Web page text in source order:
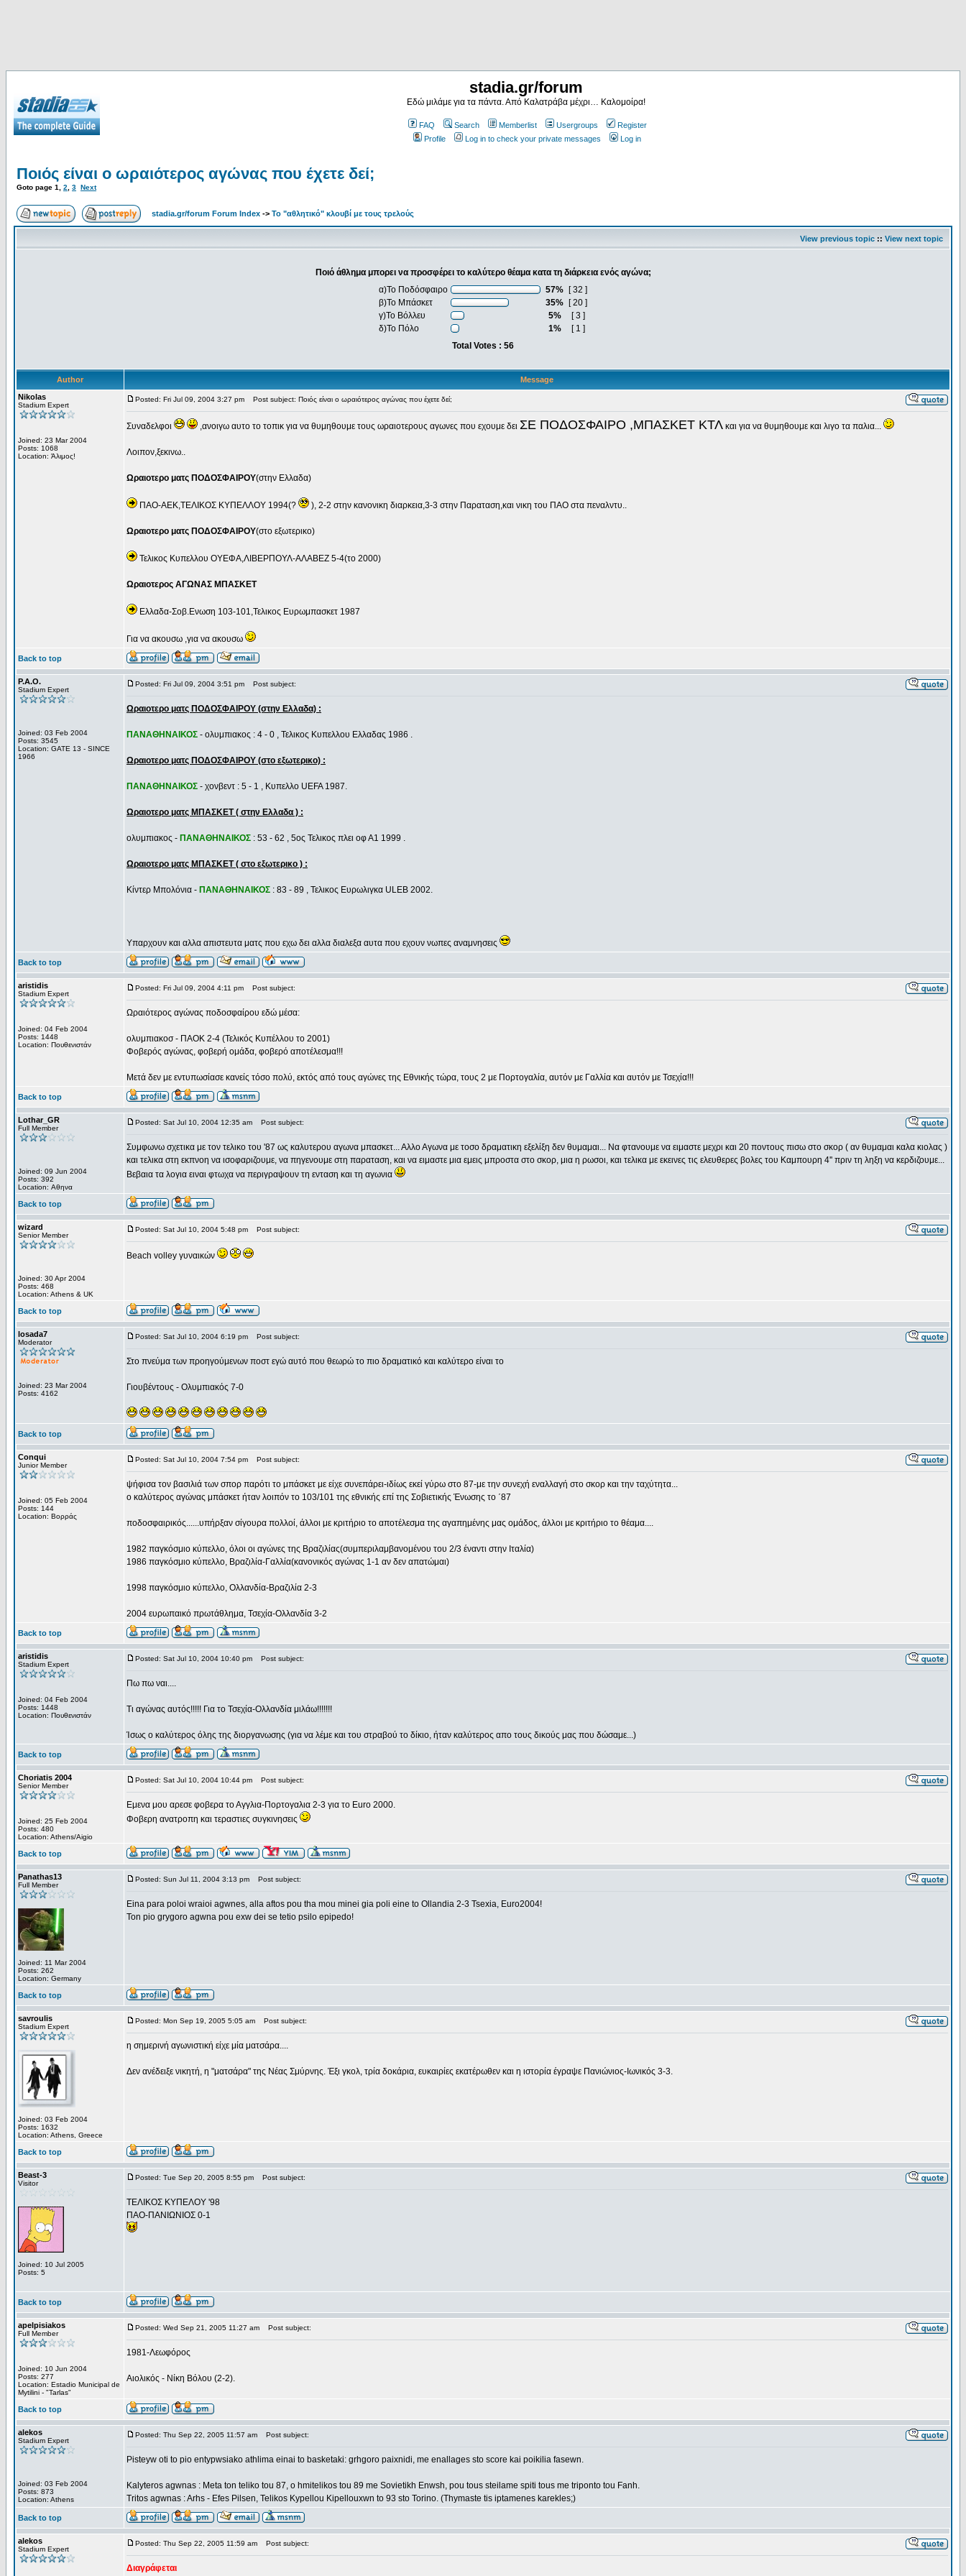
stadia.gr/forum
Εδώ μιλάμε για τα πάντα. Από Καλατράβα μέχρι… Καλομοίρα!
FAQ Search Memberlist Usergroups
Register
Profile
Log in to check your private messages Log in
Ποιός είναι ο ωραιότερος αγώνας που έχετε δεί;
Goto page 1 2 3 Next
stadia.gr/forum Forum Index -> Το "αθλητικό" κλουβί με τους τρελούς
View previous topic :: View next topic
Ποιό άθλημα μπορει να προσφέρει το καλύτερο θέαμα κατα τη διάρκεια ενός αγώνα;
α)Το Ποδόσφαιρο
57%
[ 32 ]
β)Το Μπάσκετ
35%
[ 20 ]
γ)Το Βόλλευ
5%
[ 3 ]
δ)Το Πόλο
1%
[ 1 ]
Total Votes : 56
Author
Message
Nikolas
Stadium Expert
Joined: 23 Mar 2004
Posts: 1068
Location: Άλιμος!
Posted: Fri Jul 09, 2004 3:27 pm Post subject: Ποιός είναι ο ωραιότερος αγώνας που έχετε δεί;
Συναδελφοι ,ανοιγω αυτο το τοπικ για να θυμηθουμε τους ωραιοτερους αγωνες που εχουμε δει ΣΕ ΠΟΔΟΣΦΑΙΡΟ ,ΜΠΑΣΚΕΤ ΚΤΛ και για να θυμηθουμε και λιγο τα παλια...
Λοιπον,ξεκινω..
Ωραιοτερο ματς ΠΟΔΟΣΦΑΙΡΟΥ(στην Ελλαδα)
ΠΑΟ-ΑΕΚ,ΤΕΛΙΚΟΣ ΚΥΠΕΛΛΟΥ 1994(? ), 2-2 στην κανονικη διαρκεια,3-3 στην Παραταση,και νικη του ΠΑΟ στα πεναλντυ..
Ωραιοτερο ματς ΠΟΔΟΣΦΑΙΡΟΥ(στο εξωτερικο)
Τελικος Κυπελλου ΟΥΕΦΑ,ΛΙΒΕΡΠΟΥΛ-ΑΛΑΒΕΖ 5-4(το 2000)
Ωραιοτερος ΑΓΩΝΑΣ ΜΠΑΣΚΕΤ
Ελλαδα-Σοβ.Ενωση 103-101,Τελικος Ευρωμπασκετ 1987
Για να ακουσω ,για να ακουσω
Back to top
P.A.O.
Stadium Expert
Joined: 03 Feb 2004
Posts: 3545
Location: GATE 13 - SINCE
1966
Posted: Fri Jul 09, 2004 3:51 pm Post subject:
Ωραιοτερο ματς ΠΟΔΟΣΦΑΙΡΟΥ (στην Ελλαδα) :
ΠΑΝΑΘΗΝΑΙΚΟΣ - ολυμπιακος : 4 - 0 , Τελικος Κυπελλου Ελλαδας 1986 .
Ωραιοτερο ματς ΠΟΔΟΣΦΑΙΡΟΥ (στο εξωτερικο) :
ΠΑΝΑΘΗΝΑΙΚΟΣ - χονβεντ : 5 - 1 , Κυπελλο UEFA 1987.
Ωραιοτερο ματς ΜΠΑΣΚΕΤ ( στην Ελλαδα ) :
ολυμπιακος - ΠΑΝΑΘΗΝΑΙΚΟΣ : 53 - 62 , 5ος Τελικος πλει οφ Α1 1999 .
Ωραιοτερο ματς ΜΠΑΣΚΕΤ ( στο εξωτερικο ) :
Κίντερ Μπολόνια - ΠΑΝΑΘΗΝΑΙΚΟΣ : 83 - 89 , Τελικος Ευρωλιγκα ULEB 2002.
Υπαρχουν και αλλα απιστευτα ματς που εχω δει αλλα διαλεξα αυτα που εχουν νωπες αναμνησεις
Back to top
aristidis
Stadium Expert
Joined: 04 Feb 2004
Posts: 1448
Location: Πουθενιστάν
Posted: Fri Jul 09, 2004 4:11 pm Post subject:
Ωραιότερος αγώνας ποδοσφαίρου εδώ μέσα:
ολυμπιακοσ - ΠΑΟΚ 2-4 (Τελικός Κυπέλλου το 2001)
Φοβερός αγώνας, φοβερή ομάδα, φοβερό αποτέλεσμα!!!
Μετά δεν με εντυπωσίασε κανείς τόσο πολύ, εκτός από τους αγώνες της Εθνικής τώρα, τους 2 με Πορτογαλία, αυτόν με Γαλλία και αυτόν με Τσεχία!!!
Back to top
Lothar_GR
Full Member
Joined: 09 Jun 2004
Posts: 392
Location: Αθηνα
Posted: Sat Jul 10, 2004 12:35 am Post subject:
Συμφωνω σχετικα με τον τελικο του '87 ως καλυτερου αγωνα μπασκετ... Αλλο Αγωνα με τοσο δραματικη εξελίξη δεν θυμαμαι... Να φτανουμε να ειμαστε μεχρι και 20 ποντους πισω στο σκορ ( αν θυμαμαι καλα κιολας )
και τελικα στη εκπνοη να ισοφαριζουμε, να πηγενουμε στη παραταση, και να ειμαστε μια εμεις μπροστα στο σκορ, μια η ρωσοι, και τελικα με εκεινες τις ελευθερες βολες του Καμπουρη 4'' πριν τη ληξη να κερδιζουμε...
Βεβαια τα λογια ειναι φτωχα να περιγραψουν τη ενταση και τη αγωνια
Back to top
wizard
Senior Member
Joined: 30 Apr 2004
Posts: 468
Location: Athens & UK
Posted: Sat Jul 10, 2004 5:48 pm Post subject:
Beach volley γυναικών
Back to top
losada7
Moderator
Joined: 23 Mar 2004
Posts: 4162
Posted: Sat Jul 10, 2004 6:19 pm Post subject:
Στο πνεύμα των προηγούμενων ποστ εγώ αυτό που θεωρώ το πιο δραματικό και καλύτερο είναι το
Γιουβέντους - Ολυμπιακός 7-0
Back to top
Conqui
Junior Member
Joined: 05 Feb 2004
Posts: 144
Location: Βορράς
Posted: Sat Jul 10, 2004 7:54 pm Post subject:
ψήφισα τον βασιλιά των σπορ παρότι το μπάσκετ με είχε συνεπάρει-ιδίως εκεί γύρω στο 87-με την συνεχή εναλλαγή στο σκορ και την ταχύτητα...
ο καλύτερος αγώνας μπάσκετ ήταν λοιπόν το 103/101 της εθνικής επί της Σοβιετικής Ένωσης το ΄87
ποδοσφαιρικός......υπήρξαν σίγουρα πολλοί, άλλοι με κριτήριο το αποτέλεσμα της αγαπημένης μας ομάδος, άλλοι με κριτήριο το θέαμα....
1982 παγκόσμιο κύπελλο, όλοι οι αγώνες της Βραζιλίας(συμπεριλαμβανομένου του 2/3 έναντι στην Ιταλία)
1986 παγκόσμιο κύπελλο, Βραζιλία-Γαλλία(κανονικός αγώνας 1-1 αν δεν απατώμαι)
1998 παγκόσμιο κύπελλο, Ολλανδία-Βραζιλία 2-3
2004 ευρωπαικό πρωτάθλημα, Τσεχία-Ολλανδία 3-2
Back to top
aristidis
Stadium Expert
Joined: 04 Feb 2004
Posts: 1448
Location: Πουθενιστάν
Posted: Sat Jul 10, 2004 10:40 pm Post subject:
Πω πω ναι....
Τι αγώνας αυτός!!!!! Για το Τσεχία-Ολλανδία μιλάω!!!!!!!
Ίσως ο καλύτερος όλης της διοργανωσης (για να λέμε και του στραβού το δίκιο, ήταν καλύτερος απο τους δικούς μας που δώσαμε...)
Back to top
Choriatis 2004
Senior Member
Joined: 25 Feb 2004
Posts: 480
Location: Athens/Aigio
Posted: Sat Jul 10, 2004 10:44 pm Post subject:
Εμενα μου αρεσε φοβερα το Αγγλια-Πορτογαλια 2-3 για το Euro 2000.
Φοβερη ανατροπη και τεραστιες συγκινησεις
Back to top
Panathas13
Full Member
Joined: 11 Mar 2004
Posts: 262
Location: Germany
Posted: Sun Jul 11, 2004 3:13 pm Post subject:
Eina para poloi wraioi agwnes, alla aftos pou tha mou minei gia poli eine to Ollandia 2-3 Tsexia, Euro2004!
Ton pio grygoro agwna pou exw dei se tetio psilo epipedo!
Back to top
savroulis
Stadium Expert
Joined: 03 Feb 2004
Posts: 1632
Location: Athens, Greece
Posted: Mon Sep 19, 2005 5:05 am Post subject:
η σημερινή αγωνιστική είχε μία ματσάρα....
Δεν ανέδειξε νικητή, η "ματσάρα" της Νέας Σμύρνης. Έξι γκολ, τρία δοκάρια, ευκαιρίες εκατέρωθεν και η ιστορία έγραψε Πανιώνιος-Ιωνικός 3-3.
Back to top
Beast-3
Visitor
Joined: 10 Jul 2005
Posts: 5
Posted: Tue Sep 20, 2005 8:55 pm Post subject:
ΤΕΛΙΚΟΣ ΚΥΠΕΛΟΥ '98
ΠΑΟ-ΠΑΝΙΩΝΙΟΣ 0-1
Back to top
apelpisiakos
Full Member
Joined: 10 Jun 2004
Posts: 277
Location: Estadio Municipal de
Mytilini - "Tarlas"
Posted: Wed Sep 21, 2005 11:27 am Post subject:
1981-Λεωφόρος
Αιολικός - Νίκη Βόλου (2-2).
Back to top
alekos
Stadium Expert
Joined: 03 Feb 2004
Posts: 873
Location: Athens
Posted: Thu Sep 22, 2005 11:57 am Post subject:
Pisteyw oti to pio entypwsiako athlima einai to basketaki: grhgoro paixnidi, me enallages sto score kai poikilia fasewn.
Kalyteros agwnas : Meta ton teliko tou 87, o hmitelikos tou 89 me Sovietikh Enwsh, pou tous steilame spiti tous me triponto tou Fanh.
Tritos agwnas : Arhs - Efes Pilsen, Telikos Kypellou Kipellouxwn to 93 sto Torino. (Thymaste tis iptamenes karekles;)
Back to top
alekos
Stadium Expert
Posted: Thu Sep 22, 2005 11:59 am Post subject:
Διαγράφεται